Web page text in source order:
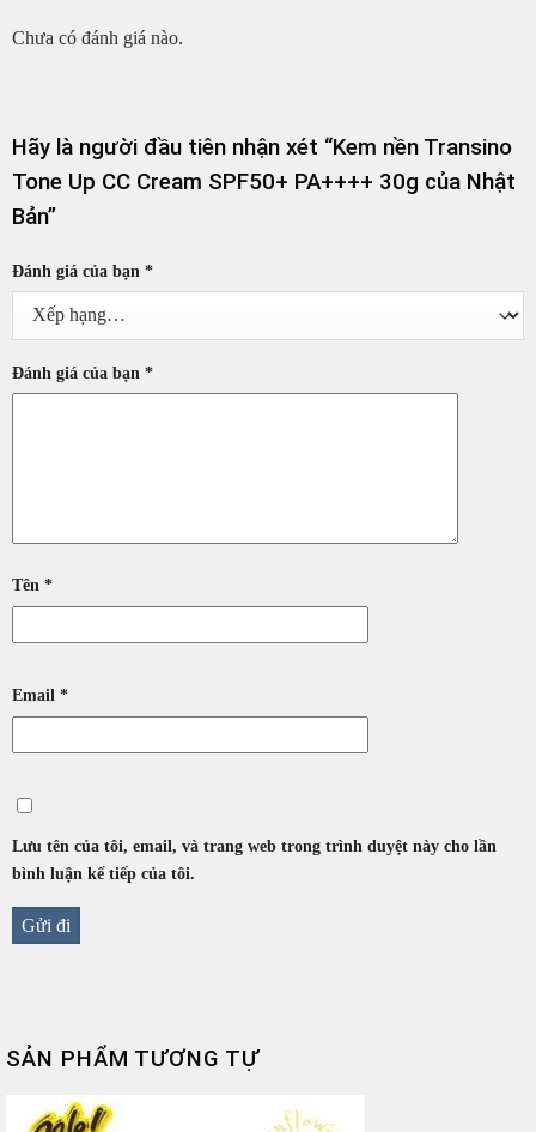
Chưa có đánh giá nào.
Hãy là người đầu tiên nhận xét “Kem nền Transino
Tone Up CC Cream SPF50+ PA++++ 30g của Nhật
Bản”
Đánh giá của bạn *
Đánh giá của bạn *
Tên *
Email *
Lưu tên của tôi, email, và trang web trong trình duyệt này cho lần
bình luận kế tiếp của tôi.
SẢN PHẨM TƯƠNG TỰ